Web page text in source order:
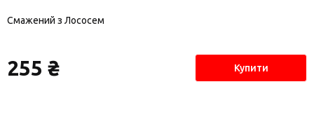
Смажений з Лососем
255 ₴ Купити